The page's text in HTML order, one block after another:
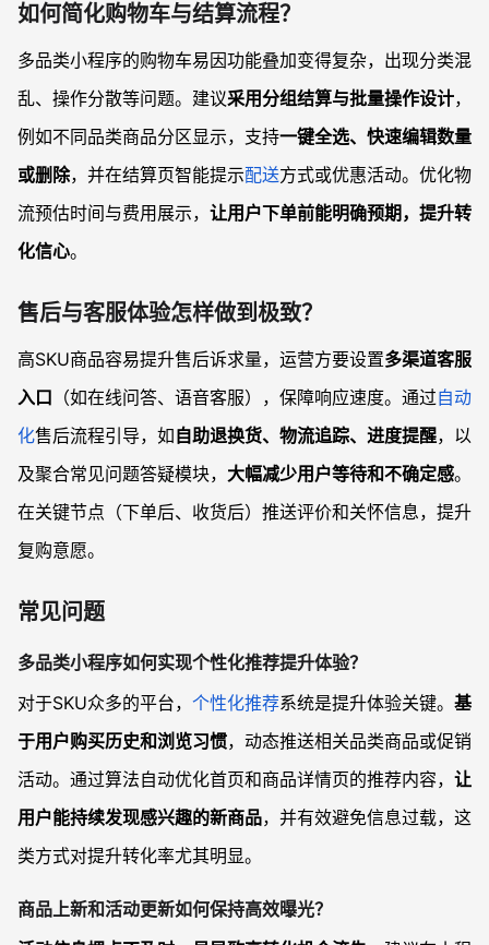
如何简化购物车与结算流程？
多品类小程序的购物车易因功能叠加变得复杂，出现分类混
乱、操作分散等问题。建议采用分组结算与批量操作设计，
例如不同品类商品分区显示，支持一键全选、快速编辑数量
或删除，并在结算页智能提示配送方式或优惠活动。优化物
流预估时间与费用展示， 让用户下单前能明确预期，提升转
化信心。
售后与客服体验怎样做到极致？
高SKU商品容易提升售后诉求量，运营方要设置多渠道客服
入口 （如在线问答、语音客服），保障响应速度。通过自动
化售后流程引导，如自助退换货、物流追踪、进度提醒，以
及聚合常见问题答疑模块， 大幅减少用户等待和不确定感。
在关键节点（下单后、收货后）推送评价和关怀信息，提升
复购意愿。
常见问题
多品类小程序如何实现个性化推荐提升体验？
对于SKU众多的平台， 个性化推荐系统是提升体验关键。 基
于用户购买历史和浏览习惯，动态推送相关品类商品或促销
活动。通过算法自动优化首页和商品详情页的推荐内容， 让
用户能持续发现感兴趣的新商品，并有效避免信息过载，这
类方式对提升转化率尤其明显。
商品上新和活动更新如何保持高效曝光？